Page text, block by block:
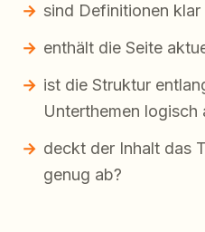
sind Definitionen
enthält die Seite
ist die Struktur
Unterthemen logisch
deckt der Inhalt das
genug ab?